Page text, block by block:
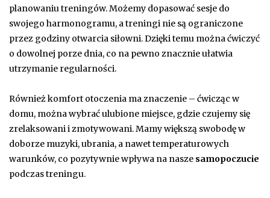
planowaniu treningów. Możemy dopasować sesje do
swojego harmonogramu, a treningi nie są ograniczone
przez godziny otwarcia siłowni. Dzięki temu można ćwiczyć
o dowolnej porze dnia, co na pewno znacznie ułatwia
utrzymanie regularności.
Również komfort otoczenia ma znaczenie – ćwicząc w
domu, można wybrać ulubione miejsce, gdzie czujemy się
zrelaksowani i zmotywowani. Mamy większą swobodę w
doborze muzyki, ubrania, a nawet temperaturowych
warunków, co pozytywnie wpływa na nasze samopoczucie
podczas treningu.